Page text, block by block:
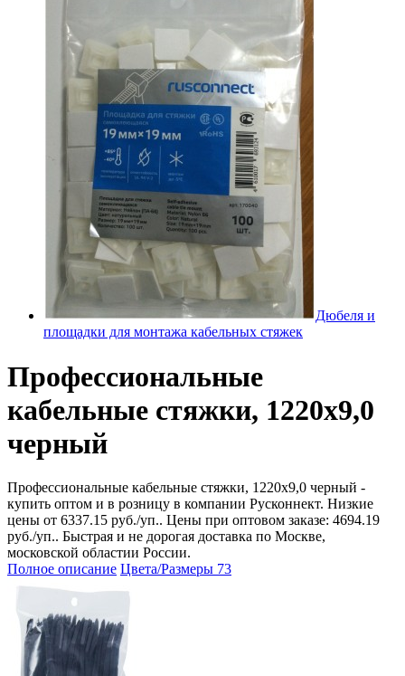
Дюбеля и
площадки для монтажа кабельных стяжек
Профессиональные
кабельные стяжки, 1220х9,0
черный
Профессиональные кабельные стяжки, 1220х9,0 черный -
купить оптом и в розницу в компании Русконнект. Низкие
цены от 6337.15 руб./уп.. Цены при оптовом заказе: 4694.19
руб./уп.. Быстрая и не дорогая доставка по Москве,
московской областии России.
Полное описание Цвета/Размеры 73